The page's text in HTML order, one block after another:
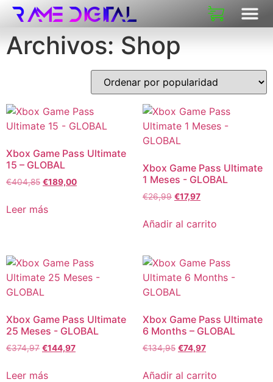
Archivos: Shop
Xbox Game Pass Ultimate
15 – GLOBAL
€404,85 €189,00
Leer más
Xbox Game Pass Ultimate
1 Meses - GLOBAL
€26,99 €17,97
Añadir al carrito
Xbox Game Pass Ultimate
25 Meses - GLOBAL
€374,97 €144,97
Leer más
Xbox Game Pass Ultimate
6 Months – GLOBAL
€134,95 €74,97
Añadir al carrito